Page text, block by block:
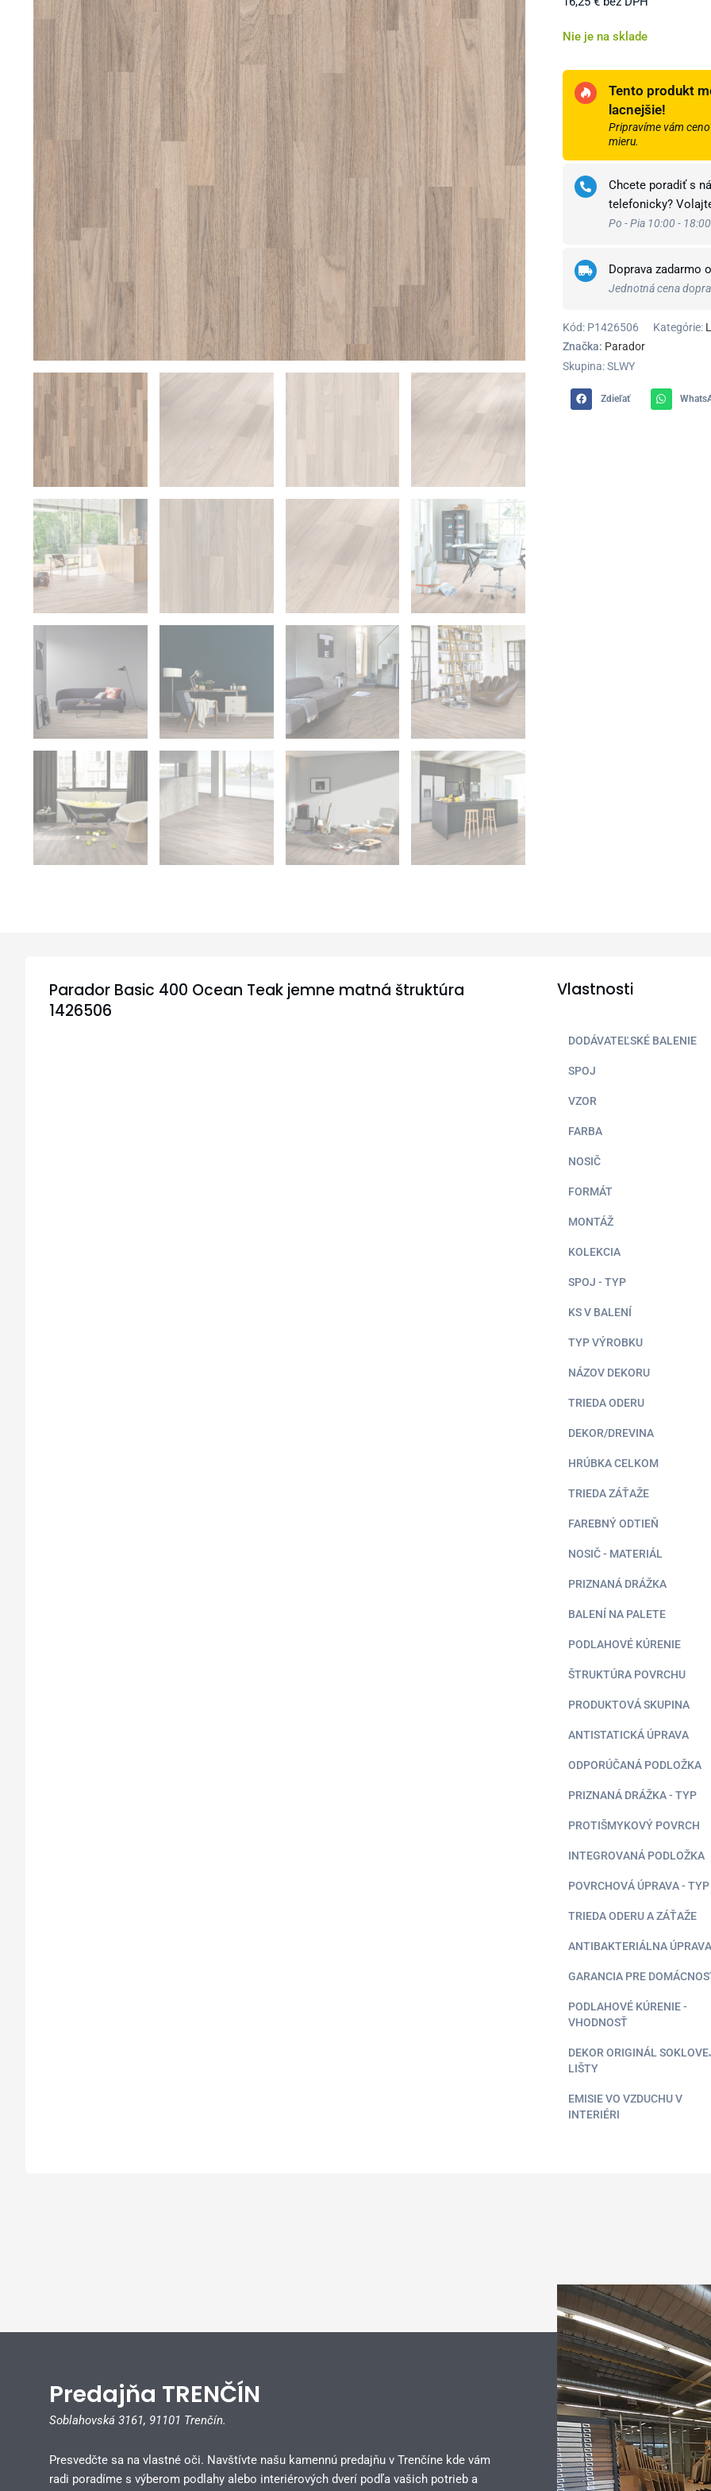
Nie je na sklade
Tento produkt
lacnejšie!
Pripravíme vám
mieru.
Chcete poradiť s
telefonicky?
Po - Pia 10:00 -
Doprava zadarmo
Jednotná cena
Kód: P1426506 Kategórie:
Značka: Parador
Skupina: SLWY
Zdieľať
Parador Basic 400 Ocean Teak jemne matná štruktúra
1426506
Vlastnosti
DODÁVATEĽSKÉ BALENIE
SPOJ
VZOR
FARBA
NOSIČ
FORMÁT
MONTÁŽ
KOLEKCIA
SPOJ - TYP
KS V BALENÍ
TYP VÝROBKU
NÁZOV DEKORU
TRIEDA ODERU
DEKOR/DREVINA
HRÚBKA CELKOM
TRIEDA ZÁŤAŽE
FAREBNÝ ODTIEŇ
NOSIČ - MATERIÁL
PRIZNANÁ DRÁŽKA
BALENÍ NA PALETE
PODLAHOVÉ KÚRENIE
ŠTRUKTÚRA POVRCHU
PRODUKTOVÁ SKUPINA
ANTISTATICKÁ ÚPRAVA
ODPORÚČANÁ PODLOŽKA
PRIZNANÁ DRÁŽKA - TYP
PROTIŠMYKOVÝ POVRCH
INTEGROVANÁ PODLOŽKA
POVRCHOVÁ ÚPRAVA - TYP
TRIEDA ODERU A ZÁŤAŽE
ANTIBAKTERIÁLNA ÚPRAVA
GARANCIA PRE
PODLAHOVÉ KÚRENIE -
VHODNOSŤ
DEKOR ORIGINÁL
LIŠTY
EMISIE VO VZDUCHU V
INTERIÉRI
Predajňa TRENČÍN
Soblahovská 3161, 91101 Trenčín.
Presvedčte sa na vlastné oči. Navštívte našu kamennú predajňu v Trenčíne kde vám
radi poradíme s výberom podlahy alebo interiérových dverí podľa vašich potrieb a